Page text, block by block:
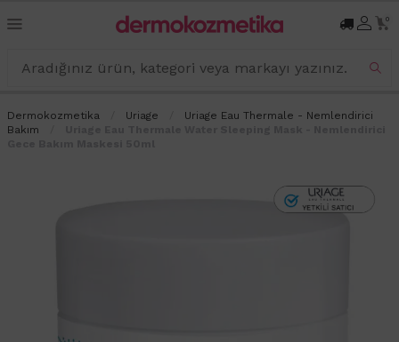
0
Dermokozmetika Uriage
Uriage Eau Thermale - Nemlendirici
Bakım